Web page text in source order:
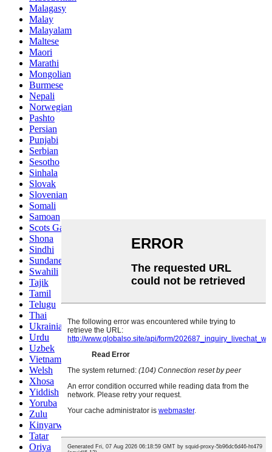
Malagasy
Malay
Malayalam
Maltese
Maori
Marathi
Mongolian
Burmese
Nepali
Norwegian
Pashto
Persian
Punjabi
Serbian
Sesotho
Sinhala
Slovak
Slovenian
Somali
Samoan
Scots Gaelic
Shona
Sindhi
Sundanese
Swahili
Tajik
Tamil
Telugu
Thai
Ukrainian
Urdu
Uzbek
Vietnamese
Welsh
Xhosa
Yiddish
Yoruba
Zulu
Kinyarwanda
Tatar
Oriya